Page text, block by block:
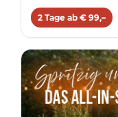
2 Tage ab € 99,–